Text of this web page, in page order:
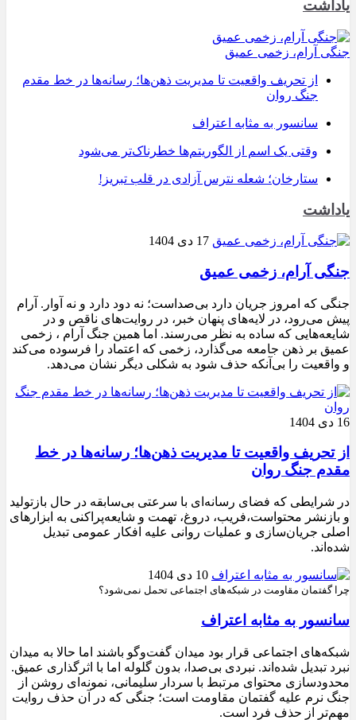
یاداشت
جنگی آرام، زخمی عمیق
از تحریف واقعیت تا مدیریت ذهن‌ها؛ رسانه‌ها در خط مقدم
جنگ روان
سانسور به مثابه اعتراف
وقتی یک اسم از الگوریتم‌ها خطرناک‌تر می‌شود
ستارخان؛ شعله نترس آزادی در قلب تبریز!
یاداشت
17 دی 1404
جنگی آرام، زخمی عمیق
جنگی که امروز جریان دارد بی‌صداست؛ نه دود دارد و نه آوار. آرام
پیش می‌رود، در لایه‌های پنهان خبر، در روایت‌های ناقص و در
شایعه‌هایی که ساده به نظر می‌رسند. اما همین جنگ آرام ، زخمی
عمیق بر ذهن جامعه می‌گذارد، زخمی که اعتماد را فرسوده می‌کند
و واقعیت را بی‌آنکه حذف شود به شکلی دیگر نشان می‌دهد.
16 دی 1404
از تحریف واقعیت تا مدیریت ذهن‌ها؛ رسانه‌ها در خط
مقدم جنگ روان
در شرایطی که فضای رسانه‌ای با سرعتی بی‌سابقه در حال بازتولید
و بازنشر محتواست،فریب، دروغ، تهمت و شایعه‌پراکنی به ابزارهای
اصلی جریان‌سازی و عملیات روانی علیه افکار عمومی تبدیل
شده‌اند.
10 دی 1404
چرا گفتمان مقاومت در شبکه‌های اجتماعی تحمل نمی‌شود؟
سانسور به مثابه اعتراف
شبکه‌های اجتماعی قرار بود میدان گفت‌وگو باشند اما حالا به میدان
نبرد تبدیل شده‌اند. نبردی بی‌صدا، بدون گلوله اما با اثرگذاری عمیق.
محدودسازی محتوای مرتبط با سردار سلیمانی، نمونه‌ای روشن از
جنگ نرم علیه گفتمان مقاومت است؛ جنگی که در آن حذف روایت
مهم‌تر از حذف فرد است.